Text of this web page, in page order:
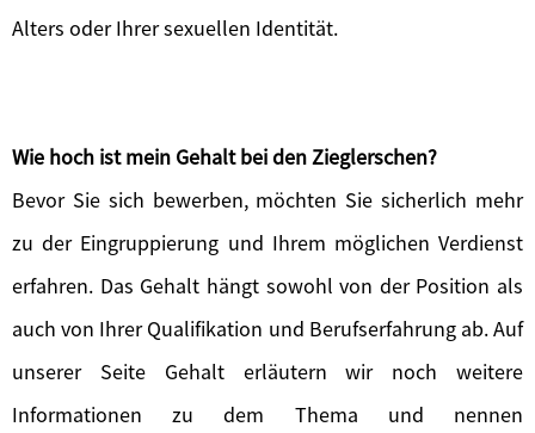
Alters oder Ihrer sexuellen Identität.
Wie hoch ist mein Gehalt bei den Zieglerschen?
Bevor Sie sich bewerben, möchten Sie sicherlich mehr
zu der Eingruppierung und Ihrem möglichen Verdienst
erfahren. Das Gehalt hängt sowohl von der Position als
auch von Ihrer Qualifikation und Berufserfahrung ab. Auf
unserer Seite Gehalt erläutern wir noch weitere
Informationen zu dem Thema und nennen